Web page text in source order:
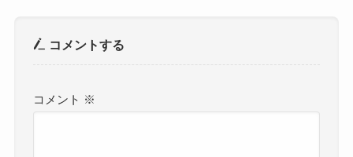
コメントする
コメント ※